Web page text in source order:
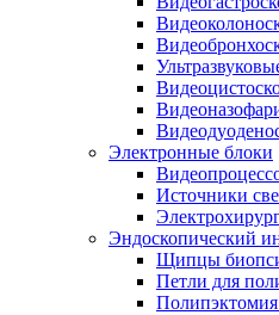
Электронные блоки
Источники
Эндоскопический
Щипцы
Петли для